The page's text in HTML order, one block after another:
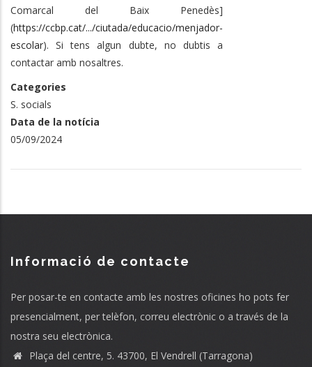
Comarcal del Baix Penedès]
(https://ccbp.cat/.../ciutada/educacio/menjador-
escolar). Si tens algun dubte, no dubtis a
contactar amb nosaltres.
Categories
S. socials
Data de la notícia
05/09/2024
Informació de contacte
Per posar-te en contacte amb les nostres oficines ho pots fer
presencialment, per telèfon, correu electrònic o a través de la
nostra seu electrònica.
Plaça del centre, 5. 43700, El Vendrell (Tarragona)